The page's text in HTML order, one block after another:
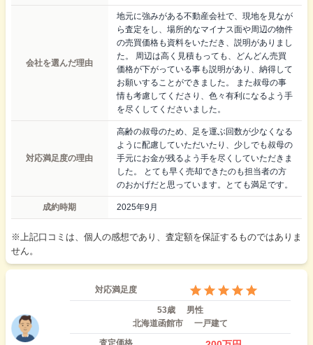
会社を選んだ理由
地元に強みがある不動産会社で、現地を見なが
ら査定をし、場所的なマイナス面や周辺の物件
の売買価格も資料をいただき、説明がありまし
た。 周辺は高く見積もっても、どんどん売買
価格が下がっている事も説明があり、納得して
お願いすることができました。 また叔母の事
情も考慮してくださり、色々有利になるよう手
を尽くしてくださいました。
対応満足度の理由
高齢の叔母のため、足を運ぶ回数が少なくなる
ように配慮していただいたり、少しでも叔母の
手元にお金が残るよう手を尽くしていただきま
した。 とても早く売却できたのも担当者の方
のおかげだと思っています。とても満足です。
成約時期 2025年9月
※上記口コミは、個人の感想であり、査定額を保証するものではありま
せん。
対応満足度
53歳
男性
北海道函館市
一戸建て
査定価格